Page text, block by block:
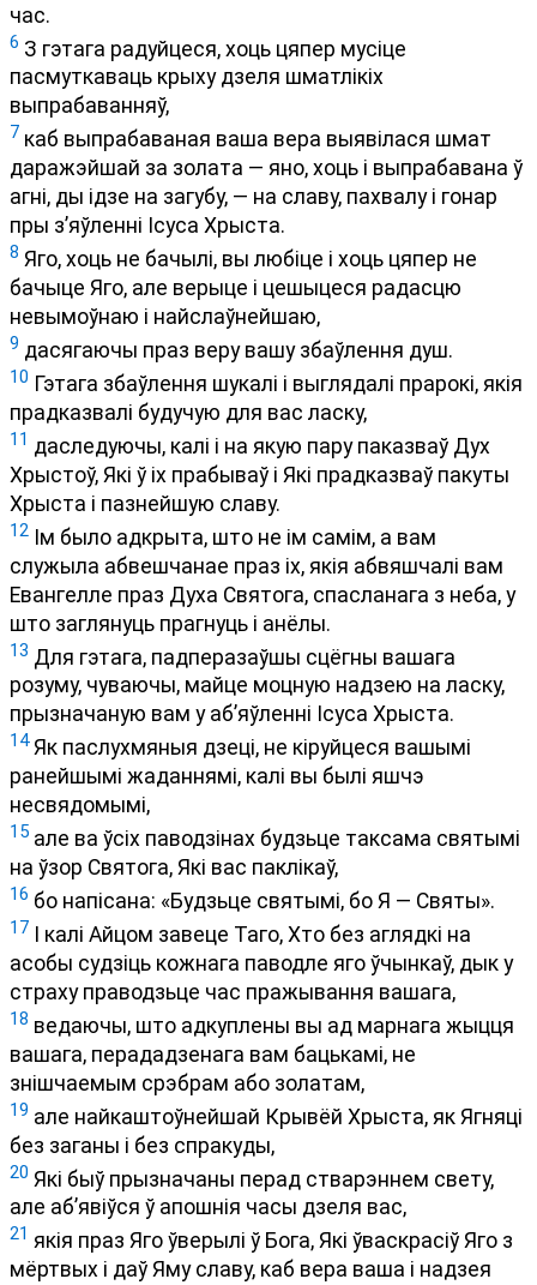
час.
6 З гэтага радуйцеся, хоць цяпер мусіце
пасмуткаваць крыху дзеля шматлікіх
выпрабаванняў,
7 каб выпрабаваная ваша вера выявілася шмат
даражэйшай за золата — яно, хоць і выпрабавана ў
агні, ды ідзе на загубу, — на славу, пахвалу і гонар
пры з’яўленні Ісуса Хрыста.
8 Яго, хоць не бачылі, вы любіце і хоць цяпер не
бачыце Яго, але верыце і цешыцеся радасцю
невымоўнаю і найслаўнейшаю,
9 дасягаючы праз веру вашу збаўлення душ.
10 Гэтага збаўлення шукалі і выглядалі прарокі, якія
прадказвалі будучую для вас ласку,
11 даследуючы, калі і на якую пару паказваў Дух
Хрыстоў, Які ў іх прабываў і Які прадказваў пакуты
Хрыста і пазнейшую славу.
12 Ім было адкрыта, што не ім самім, а вам
служыла абвешчанае праз іх, якія абвяшчалі вам
Евангелле праз Духа Святога, спасланага з неба, у
што заглянуць прагнуць і анёлы.
13 Для гэтага, падперазаўшы сцёгны вашага
розуму, чуваючы, майце моцную надзею на ласку,
прызначаную вам у аб’яўленні Ісуса Хрыста.
14Як паслухмяныя дзеці, не кіруйцеся вашымі
ранейшымі жаданнямі, калі вы былі яшчэ
несвядомымі,
15 але ва ўсіх паводзінах будзьце таксама святымі
на ўзор Святога, Які вас паклікаў,
16 бо напісана: «Будзьце святымі, бо Я — Святы».
17 І калі Айцом завеце Таго, Хто без аглядкі на
асобы судзіць кожнага паводле яго ўчынкаў, дык у
страху праводзьце час пражывання вашага,
18 ведаючы, што адкуплены вы ад марнага жыцця
вашага, перададзенага вам бацькамі, не
знішчаемым срэбрам або золатам,
19 але найкаштоўнейшай Крывёй Хрыста, як Ягняці
без заганы і без спракуды,
20 Які быў прызначаны перад стварэннем свету,
але аб’явіўся ў апошнія часы дзеля вас,
21 якія праз Яго ўверылі ў Бога, Які ўваскрасіў Яго з
мёртвых і даў Яму славу, каб вера ваша і надзея